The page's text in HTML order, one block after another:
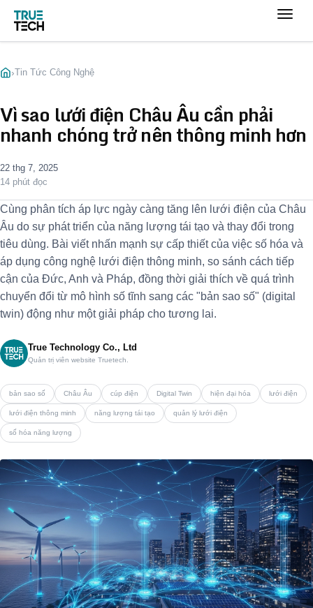
›Tin Tức Công Nghệ
Vì sao lưới điện Châu Âu cần phải
nhanh chóng trở nên thông minh hơn
22 thg 7, 2025
14 phút đọc
Cùng phân tích áp lực ngày càng tăng lên lưới điện của Châu
Âu do sự phát triển của năng lượng tái tạo và thay đổi trong
tiêu dùng. Bài viết nhấn mạnh sự cấp thiết của việc số hóa và
áp dụng công nghệ lưới điện thông minh, so sánh cách tiếp
cận của Đức, Anh và Pháp, đồng thời giải thích về quá trình
chuyển đổi từ mô hình số tĩnh sang các "bản sao số" (digital
twin) động như một giải pháp cho tương lai.
True Technology Co., Ltd
Quản trị viên website Truetech.
bản sao số Châu Âu cúp điện Digital Twin hiện đại hóa lưới điện
lưới điện thông minh năng lượng tái tạo quản lý lưới điện
số hóa năng lượng